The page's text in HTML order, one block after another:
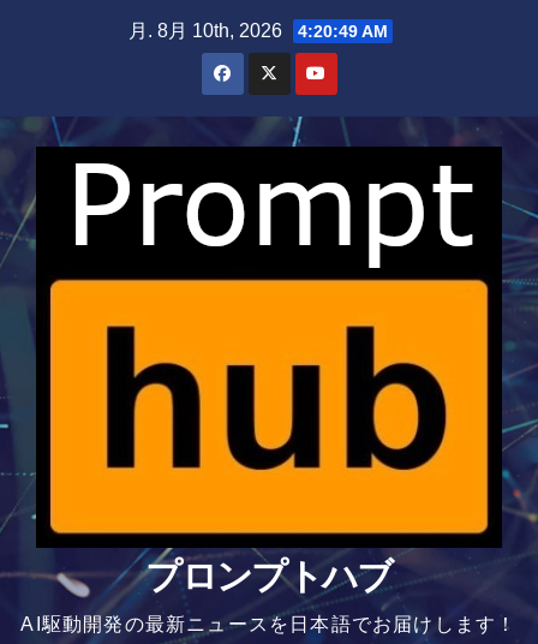
月. 8月 10th, 2026 4:20:50 AM
プロンプトハブ
AI駆動開発の最新ニュースを日本語でお届けします！